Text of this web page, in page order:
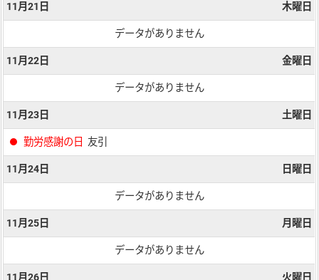
11月21日 木曜日
データがありません
11月22日 金曜日
データがありません
11月23日 土曜日
勤労感謝の日 友引
11月24日 日曜日
データがありません
11月25日 月曜日
データがありません